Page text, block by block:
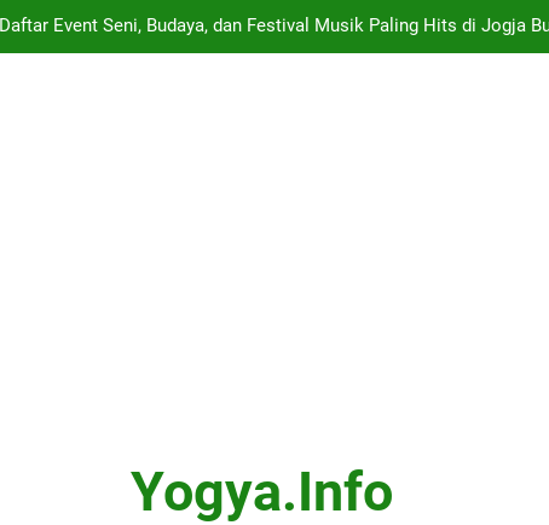
Daftar Event Seni, Budaya, dan Festival Musik Paling Hits di Jogja
Yogya.info